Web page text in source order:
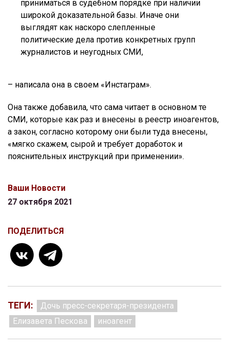
приниматься в судебном порядке при наличии
широкой доказательной базы. Иначе они
выглядят как наскоро слепленные
политические дела против конкретных групп
журналистов и неугодных СМИ,
– написала она в своем «Инстаграм».
Она также добавила, что сама читает в основном те
СМИ, которые как раз и внесены в реестр иноагентов,
а закон, согласно которому они были туда внесены,
«мягко скажем, сырой и требует доработок и
пояснительных инструкций при применении».
Ваши Новости
27 октября 2021
ПОДЕЛИТЬСЯ
ТЕГИ:
Дочь пресс-секретаря-президента
Елизавета Пескова
иноагент